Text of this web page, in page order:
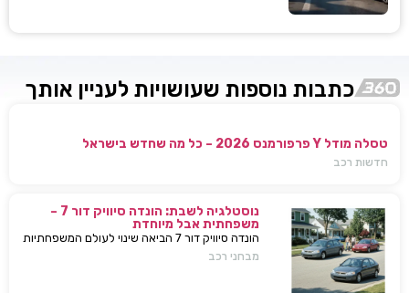
כתבות נוספות שעושויות לעניין אותך
טסלה מודל Y פרפורמנס 2026 – כל מה שחדש בישראל
חדשות רכב
נוסטלגיה לשבת: הונדה סיוויק דור 7 –
משפחתית אבל מיוחדת
הונדה סיוויק דור 7 הביאה שינוי לעולם המשפחתיות
בישראל — כל מה שחשוב לדעת, מפרטים ועד
מבחני רכב